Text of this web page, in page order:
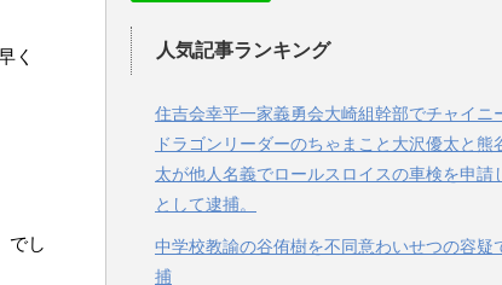
く
でし
人気記事ランキング
住吉会幸平一家義勇会大崎組幹部でチャイニ
ドラゴンリーダーのちゃまこと大沢優太と熊
太が他人名義でロールスロイスの車検を申請
として逮捕。
中学校教諭の谷侑樹を不同意わいせつの容疑
捕